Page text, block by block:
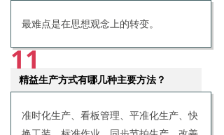
最难点是在思想观念上的转变。
11
精益生产方式有哪几种主要方法？
准时化生产、看板管理、平准化生产、快